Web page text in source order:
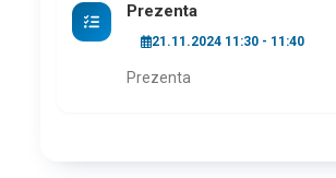
Prezenta
21.11.2024 11:30 - 11:40
Prezenta